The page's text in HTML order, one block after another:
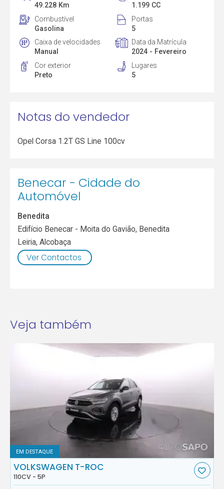
49.228 Km
1.199 CC
Combustível
Gasolina
Portas
5
Caixa de velocidades
Manual
Data da Matrícula
2024 - Fevereiro
Cor exterior
Preto
Lugares
5
Notas do vendedor
Opel Corsa 1.2T GS Line 100cv
Benecar - Cidade do
Automóvel
Benedita
Edifício Benecar - Moita do Gavião, Benedita
Leiria,Alcobaça
Ver Contactos
Veja também
EM DESTAQUE
VOLKSWAGEN T-ROC
110CV - 5P